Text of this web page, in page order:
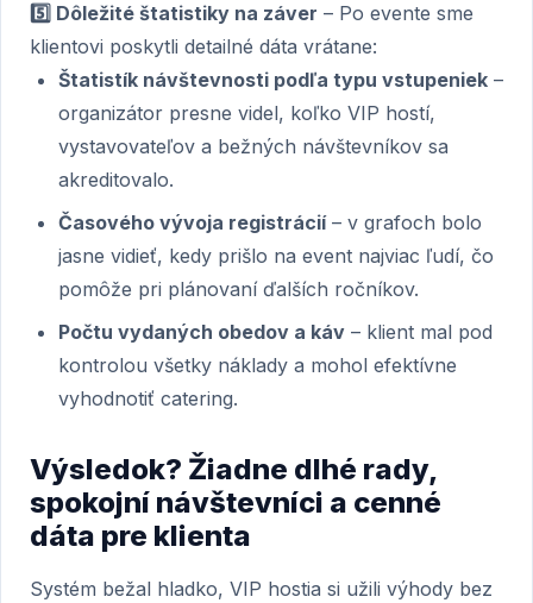
5️⃣ Dôležité štatistiky na záver – Po evente sme
klientovi poskytli detailné dáta vrátane:
Štatistík návštevnosti podľa typu vstupeniek –
organizátor presne videl, koľko VIP hostí,
vystavovateľov a bežných návštevníkov sa
akreditovalo.
Časového vývoja registrácií– v grafoch bolo
jasne vidieť, kedy prišlo na event najviac ľudí, čo
pomôže pri plánovaní ďalších ročníkov.
Počtu vydaných obedov a káv – klient mal pod
kontrolou všetky náklady a mohol efektívne
vyhodnotiť catering.
Výsledok? Žiadne dlhé rady,
spokojní návštevníci a cenné
dáta pre klienta
Systém bežal hladko, VIP hostia si užili výhody bez